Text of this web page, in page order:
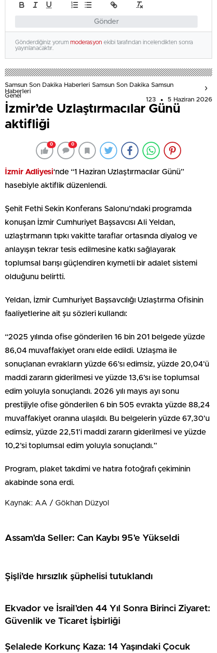
Gönder
Gönderdiğiniz yorum moderasyon ekibi tarafından incelendikten sonra
yayınlanacaktır.
Samsun Son Dakika Haberleri Samsun Son Dakika Samsun
Haberleri
Genel
123 5 Haziran 2026
İzmir’de Uzlaştırmacılar Günü
aktifliği
0 0
İzmir Adliyesi‘nde “1 Haziran Uzlaştırmacılar Günü”
hasebiyle aktiflik düzenlendi.
Şehit Fethi Sekin Konferans Salonu’ndaki programda
konuşan İzmir Cumhuriyet Başsavcısı Ali Yeldan,
uzlaştırmanın tıpkı vakitte taraflar ortasında diyalog ve
anlayışın tekrar tesis edilmesine katkı sağlayarak
toplumsal barışı güçlendiren kıymetli bir adalet sistemi
olduğunu belirtti.
Yeldan, İzmir Cumhuriyet Başsavcılığı Uzlaştırma Ofisinin
faaliyetlerine ait şu sözleri kullandı:
“2025 yılında ofise gönderilen 16 bin 201 belgede yüzde
86,04 muvaffakiyet oranı elde edildi. Uzlaşma ile
sonuçlanan evrakların yüzde 66’sı edimsiz, yüzde 20,04’ü
maddi zararın giderilmesi ve yüzde 13,6’sı ise toplumsal
edim yoluyla sonuçlandı. 2026 yılı mayıs ayı sonu
prestijiyle ofise gönderilen 6 bin 505 evrakta yüzde 88,24
muvaffakiyet oranına ulaşıldı. Bu belgelerin yüzde 67,30’u
edimsiz, yüzde 22,51’i maddi zararın giderilmesi ve yüzde
10,2’si toplumsal edim yoluyla sonuçlandı.”
Program, plaket takdimi ve hatıra fotoğrafı çekiminin
akabinde sona erdi.
Kaynak: AA / Gökhan Düzyol
Assam’da Seller: Can Kaybı 95’e Yükseldi
Şişli’de hırsızlık şüphelisi tutuklandı
Ekvador ve İsrail’den 44 Yıl Sonra Birinci Ziyaret:
Güvenlik ve Ticaret İşbirliği
Şelalede Korkunç Kaza: 14 Yaşındaki Çocuk